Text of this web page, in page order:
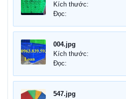
Kích thước:
Đọc:
004.jpg
Kích thước:
Đọc:
547.jpg